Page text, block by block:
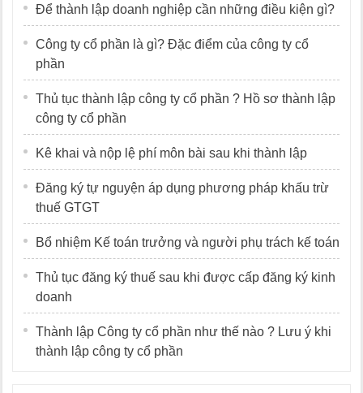
Để thành lập doanh nghiệp cần những điều kiện gì?
Công ty cổ phần là gì? Đặc điểm của công ty cổ
phần
Thủ tục thành lập công ty cổ phần ? Hồ sơ thành lập
công ty cổ phần
Kê khai và nộp lệ phí môn bài sau khi thành lập
Đăng ký tự nguyện áp dụng phương pháp khấu trừ
thuế GTGT
Bổ nhiệm Kế toán trưởng và người phụ trách kế toán
Thủ tục đăng ký thuế sau khi được cấp đăng ký kinh
doanh
Thành lập Công ty cổ phần như thế nào ? Lưu ý khi
thành lập công ty cổ phần